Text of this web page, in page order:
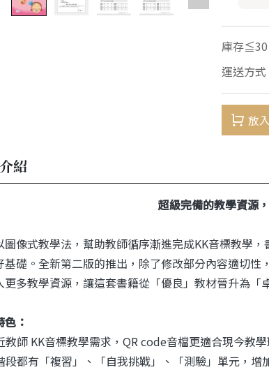
庫存≦30
運送方式
放
紹
超級完備的教學資源
圖像式教學法，幫助教師循序漸進完成KK音標教學
基礎。全新第二版的推出，除了修改部分內容適切
更多教學資源，讓這套書籍從「優良」教材晉升為「
：
教師 KK音標教學需求，QR code音檔更適合現今教學
段都有「複習」、「自我挑戰」、「測驗」單元，增